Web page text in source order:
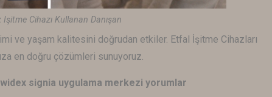
Işitme Cihazı Kullanan Danışan
ve yaşam kalitesini doğrudan etkiler. Etfal İşitme Cihazları
en doğru çözümleri sunuyoruz.
signia uygulama merkezi yorumlar